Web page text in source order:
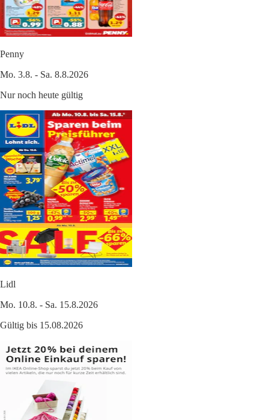
Penny
Mo. 3.8. - Sa. 8.8.2026
Nur noch heute gültig
Lidl
Mo. 10.8. - Sa. 15.8.2026
Gültig bis 15.08.2026